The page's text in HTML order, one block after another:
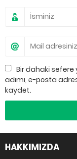
Bir dahaki sefere
adımı, e-posta
kaydet.
HAKKIMIZDA